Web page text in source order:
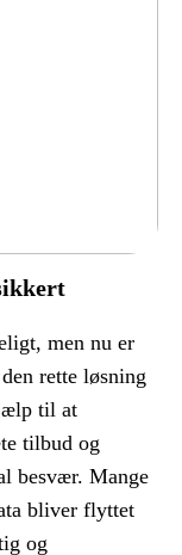
men nu er
rette løsning
til at
tilbud og
besvær. Mange
bliver flyttet
og